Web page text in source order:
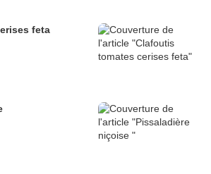
feta